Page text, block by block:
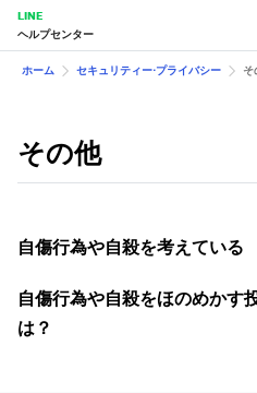
LINE
ヘルプセンター
ホーム セキュリティー⋅プライバシー そ
その他
自傷行為や自殺を考えている
自傷行為や自殺をほのめかす
は？